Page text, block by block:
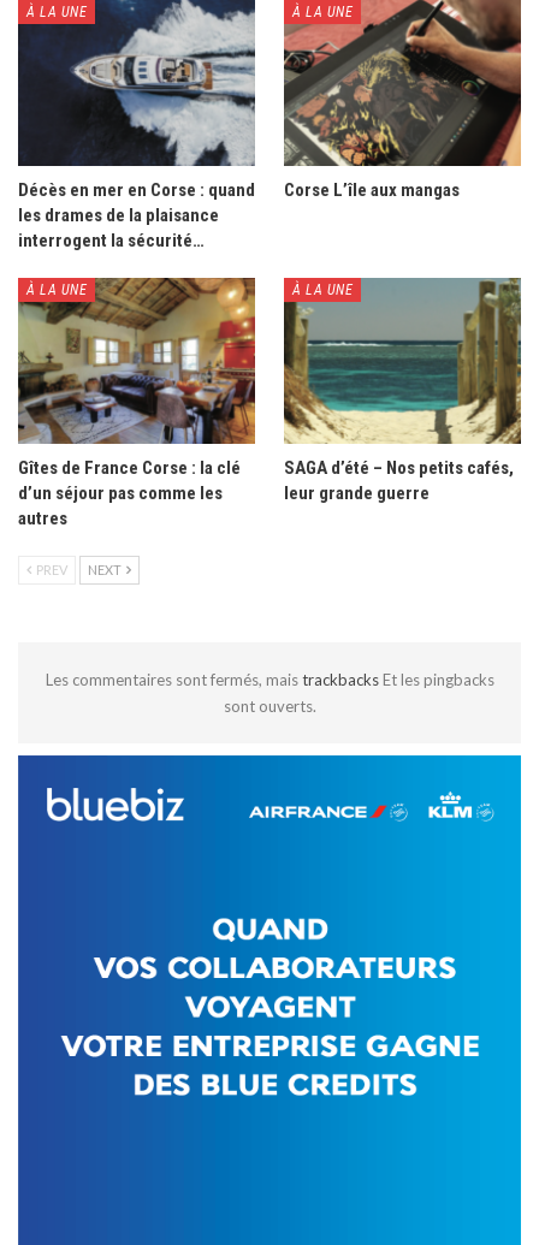
À LA UNE
Décès en mer en Corse : quand
les drames de la plaisance
interrogent la sécurité…
À LA UNE
Corse L’île aux mangas
À LA UNE
Gîtes de France Corse : la clé
d’un séjour pas comme les
autres
À LA UNE
SAGA d’été – Nos petits cafés,
leur grande guerre
PREV NEXT
Les commentaires sont fermés, maistrackbacks Et les pingbacks
sont ouverts.